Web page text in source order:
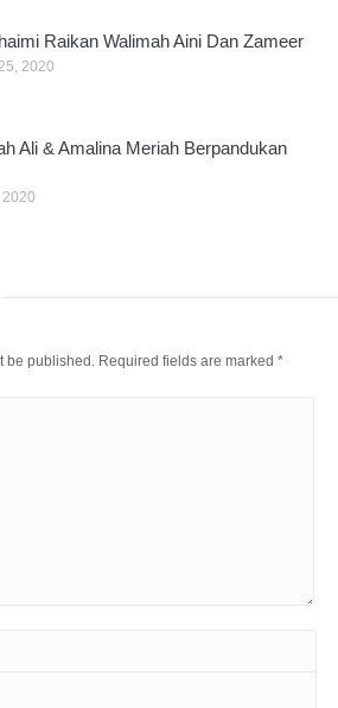
Raikan Walimah Aini Dan Zameer
2020
Ali & Amalina Meriah Berpandukan
be published. Required fields are marked *